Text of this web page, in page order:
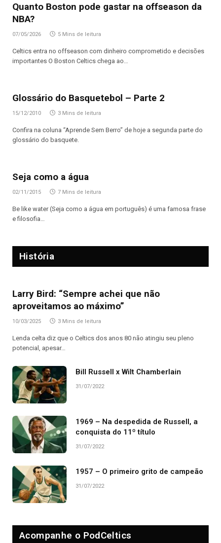
Quanto Boston pode gastar na offseason da
NBA?
07/05/2026 5 Mins de leitura
Celtics entra no offseason com dinheiro comprometido e decisões
importantes O Boston Celtics chega ao…
Glossário do Basquetebol – Parte 2
15/12/2010 3 Mins de leitura
Confira na coluna “Aprende Sem Berro” de hoje a segunda parte do
glossário do basquete.
Seja como a água
02/11/2015 7 Mins de leitura
Be like water (Seja como a água em português) é uma famosa frase
e filosofia…
História
Larry Bird: “Sempre achei que não
aproveitamos ao máximo”
10/03/2025 3 Mins de leitura
Lenda celta diz que o Celtics dos anos 80 não atingiu seu pleno
potencial, apesar…
Bill Russell x Wilt Chamberlain
31/07/2022
1969 – Na despedida de Russell, a
conquista do 11º título
31/07/2022
1957 – O primeiro grito de campeão
31/07/2022
Acompanhe o PodCeltics